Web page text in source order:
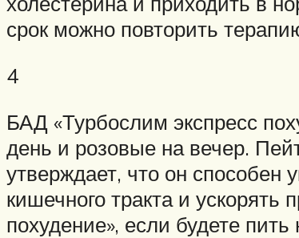
срок можно повторить
4
БАД «Турбослим экспресс
день и розовые на вечер.
утверждает, что он
кишечного тракта и
похудение», если будете